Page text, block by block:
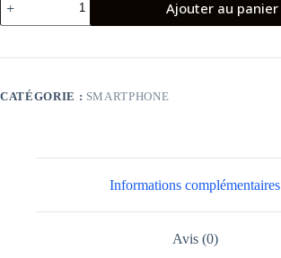
de
SAMSUNG
A13
(4+128)
Ajouter au panier
CATÉGORIE : SMARTPHONE
Informations complémentaires
Avis (0)